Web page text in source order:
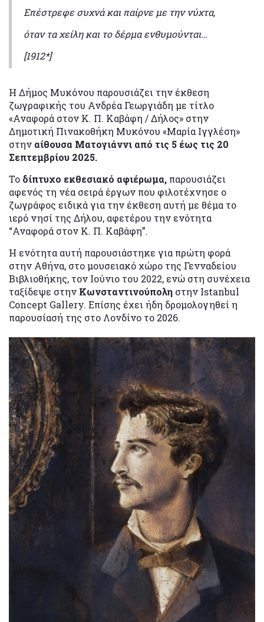
Επέστρεφε συχνά και παίρνε με την νύχτα,
όταν τα χείλη και το δέρμα ενθυμούνται…
[1912*]
Η Δήμος Μυκόνου παρουσιάζει την έκθεση
ζωγραφικής του Ανδρέα Γεωργιάδη με τίτλο
«Αναφορά στον Κ. Π. Καβάφη / Δήλος» στην
Δημοτική Πινακοθήκη Μυκόνου «Μαρία Ιγγλέση»
στην αίθουσα Ματογιάννι από τις 5 έως τις 20
Σεπτεμβρίου 2025.
Το δίπτυχο εκθεσιακό αφιέρωμα, παρουσιάζει
αφενός τη νέα σειρά έργων που φιλοτέχνησε ο
ζωγράφος ειδικά για την έκθεση αυτή με θέμα το
ιερό νησί της Δήλου, αφετέρου την ενότητα
“Αναφορά στον Κ. Π. Καβάφη”.
Η ενότητα αυτή παρουσιάστηκε για πρώτη φορά
στην Αθήνα, στο μουσειακό χώρο της Γενναδείου
Βιβλιοθήκης, τον Ιούνιο του 2022, ενώ στη συνέχεια
ταξίδεψε στην Κωνσταντινούπολη στην Istanbul
Concept Gallery. Επίσης έχει ήδη δρομολογηθεί η
παρουσίασή της στο Λονδίνο το 2026.